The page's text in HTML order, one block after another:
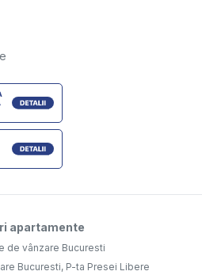
apartamente
de vânzare Bucuresti
Bucuresti, P-ta Presei Libere